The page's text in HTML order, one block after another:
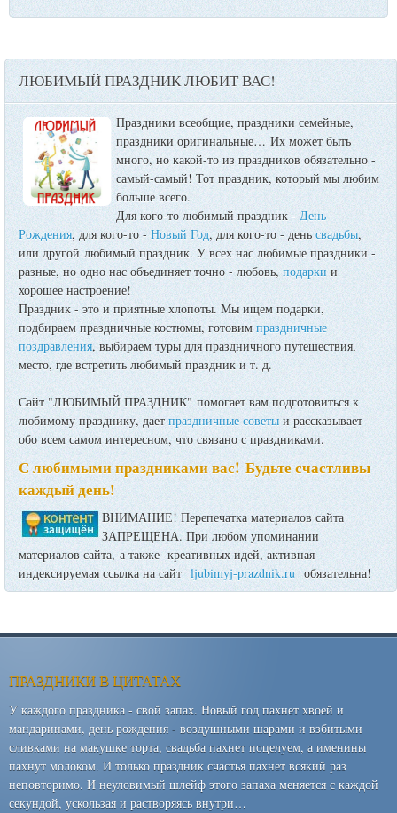
ЛЮБИМЫЙ ПРАЗДНИК ЛЮБИТ ВАС!
Праздники всеобщие, праздники семейные,
праздники оригинальные… Их может быть
много, но какой-то из праздников обязательно -
самый-самый! Тот праздник, который мы любим
больше всего.
Для кого-то любимый праздник - День
Рождения, для кого-то -Новый Год, для кого-то - деньсвадьбы,
или другой любимый праздник. У всех нас любимые праздники -
разные, но одно нас объединяет точно - любовь,подарки и
хорошее настроение!
Праздник - это и приятные хлопоты. Мы ищем подарки,
подбираем праздничные костюмы, готовимпраздничные
поздравления, выбираем туры для праздничного путешествия,
место, где встретить любимый праздник и т. д.
Сайт "ЛЮБИМЫЙ ПРАЗДНИК" помогает вам подготовиться к
любимому празднику, даетпраздничные советы и рассказывает
обо всем самом интересном, что связано с праздниками.
С любимыми праздниками вас! Будьте счастливы
каждый день!
ВНИМАНИЕ! Перепечатка материалов сайта
ЗАПРЕЩЕНА. При любом упоминании
материалов сайта, а также креативных идей, активная
индексируемая ссылка на сайт ljubimyj-prazdnik.ruобязательна!
ПРАЗДНИКИ В ЦИТАТАХ
У каждого праздника - свой запах. Новый год пахнет хвоей и
мандаринами, день рождения - воздушными шарами и взбитыми
сливками на макушке торта, свадьба пахнет поцелуем, а именины
пахнут молоком. И только праздник счастья пахнет всякий раз
неповторимо. И неуловимый шлейф этого запаха меняется с каждой
секундой, ускользая и растворяясь внутри…